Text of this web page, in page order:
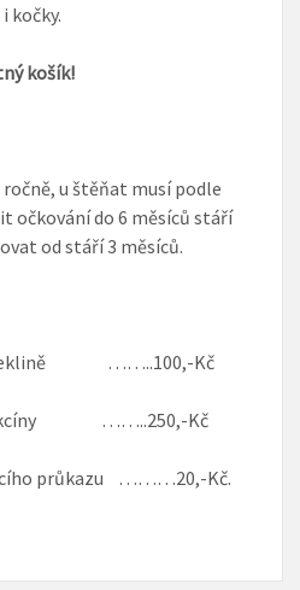
kočky.
košík!
u štěňat musí podle
očkování do 6 měsíců stáří
od stáří 3 měsíců.
……..100,-Kč
vakcíny ……..250,-Kč
průkazu ………20,-Kč.